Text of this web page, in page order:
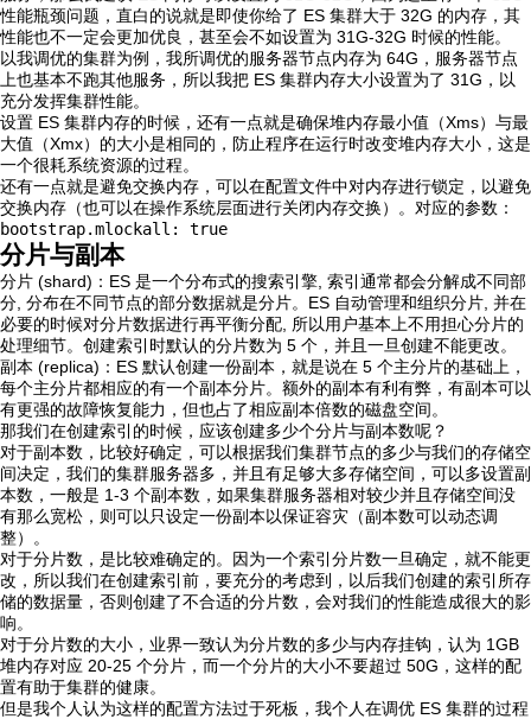
性能瓶颈问题，直白的说就是即使你给了 ES 集群大于 32G 的内存，其
性能也不一定会更加优良，甚至会不如设置为 31G-32G 时候的性能。
以我调优的集群为例，我所调优的服务器节点内存为 64G，服务器节点
上也基本不跑其他服务，所以我把 ES 集群内存大小设置为了 31G，以
充分发挥集群性能。
设置 ES 集群内存的时候，还有一点就是确保堆内存最小值（Xms）与最
大值（Xmx）的大小是相同的，防止程序在运行时改变堆内存大小，这是
一个很耗系统资源的过程。
还有一点就是避免交换内存，可以在配置文件中对内存进行锁定，以避免
交换内存（也可以在操作系统层面进行关闭内存交换）。对应的参数：
bootstrap.mlockall: true
分片与副本
分片 (shard)：ES 是一个分布式的搜索引擎, 索引通常都会分解成不同部
分, 分布在不同节点的部分数据就是分片。ES 自动管理和组织分片, 并在
必要的时候对分片数据进行再平衡分配, 所以用户基本上不用担心分片的
处理细节。创建索引时默认的分片数为 5 个，并且一旦创建不能更改。
副本 (replica)：ES 默认创建一份副本，就是说在 5 个主分片的基础上，
每个主分片都相应的有一个副本分片。额外的副本有利有弊，有副本可以
有更强的故障恢复能力，但也占了相应副本倍数的磁盘空间。
那我们在创建索引的时候，应该创建多少个分片与副本数呢？
对于副本数，比较好确定，可以根据我们集群节点的多少与我们的存储空
间决定，我们的集群服务器多，并且有足够大多存储空间，可以多设置副
本数，一般是 1-3 个副本数，如果集群服务器相对较少并且存储空间没
有那么宽松，则可以只设定一份副本以保证容灾（副本数可以动态调
整）。
对于分片数，是比较难确定的。因为一个索引分片数一旦确定，就不能更
改，所以我们在创建索引前，要充分的考虑到，以后我们创建的索引所存
储的数据量，否则创建了不合适的分片数，会对我们的性能造成很大的影
响。
对于分片数的大小，业界一致认为分片数的多少与内存挂钩，认为 1GB
堆内存对应 20-25 个分片，而一个分片的大小不要超过 50G，这样的配
置有助于集群的健康。
但是我个人认为这样的配置方法过于死板，我个人在调优 ES 集群的过程